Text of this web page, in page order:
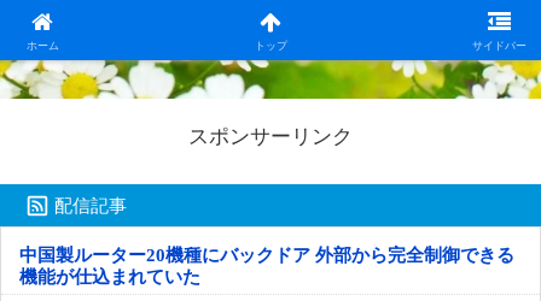
ホーム トップ サイドバー
日本第一！ニュース録
スポンサーリンク
配信記事
中国製ルーター20機種にバックドア 外部から完全制御できる
機能が仕込まれていた